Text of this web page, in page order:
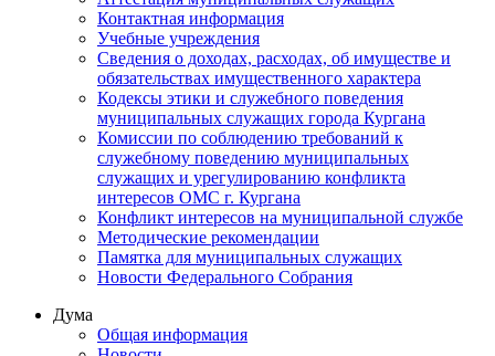
Контактная информация
Учебные учреждения
Сведения о доходах, расходах, об имуществе и
обязательствах имущественного характера
Кодексы этики и служебного поведения
муниципальных служащих города Кургана
Комиссии по соблюдению требований к
служебному поведению муниципальных
служащих и урегулированию конфликта
интересов ОМС г. Кургана
Конфликт интересов на муниципальной службе
Методические рекомендации
Памятка для муниципальных служащих
Новости Федерального Cобрания
Дума
Общая информация